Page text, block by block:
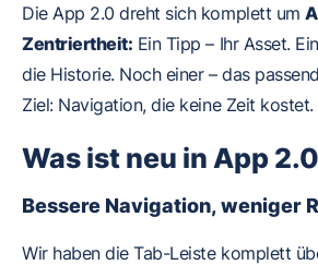
Die App 2.0 dreht sich komplett um
Zentriertheit: Ein Tipp – Ihr Asset.
die Historie. Noch einer – das
Ziel: Navigation, die keine Zeit kostet.
Was ist neu in App 2.0
Bessere Navigation, weniger
Wir haben die Tab-Leiste komplett